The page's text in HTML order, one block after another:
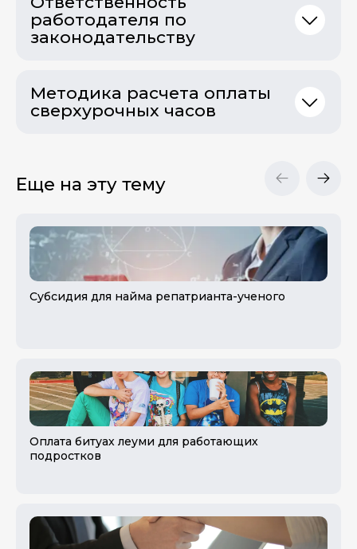
работодателя по
законодательству
Методика расчета оплаты
сверхурочных часов
Еще на эту тему
Субсидия для найма репатрианта-ученого
Оплата битуах леуми для работающих
подростков